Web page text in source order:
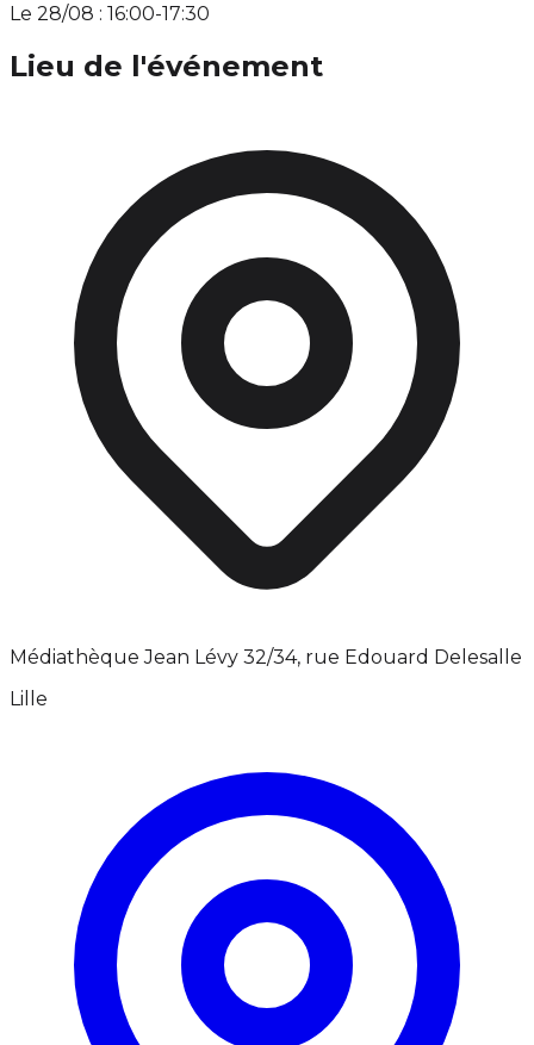
Le 28/08 : 16:00-17:30
Lieu de l'événement
Médiathèque Jean Lévy 32/34, rue Edouard Delesalle
Lille